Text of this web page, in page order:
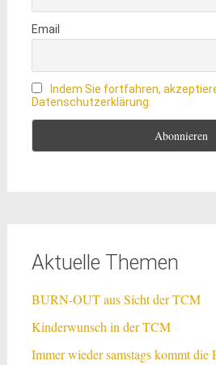
Email
Indem Sie fortfahren,
Datenschutzerklärung.
Aktuelle Themen
BURN-OUT aus Sicht der TCM
Kinderwunsch in der TCM
Immer wieder samstags kommt